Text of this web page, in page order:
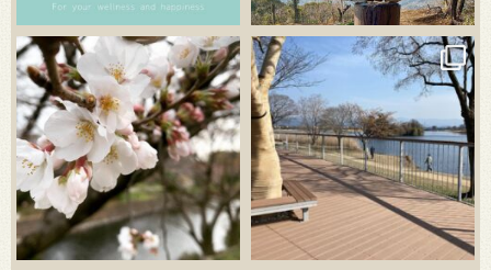
3月 20 3月 18